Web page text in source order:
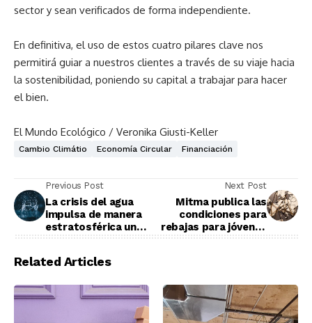
sector y sean verificados de forma independiente.
En definitiva, el uso de estos cuatro pilares clave nos
permitirá guiar a nuestros clientes a través de su viaje hacia
la sostenibilidad, poniendo su capital a trabajar para hacer
el bien.
El Mundo Ecológico / Veronika Giusti-Keller
Cambio Climátio Economía Circular Financiación
Previous Post
La crisis del agua
impulsa de manera
estratosférica un
Next Post
Mitma publica las
condiciones para
rebajas para jóvenes
Related Articles